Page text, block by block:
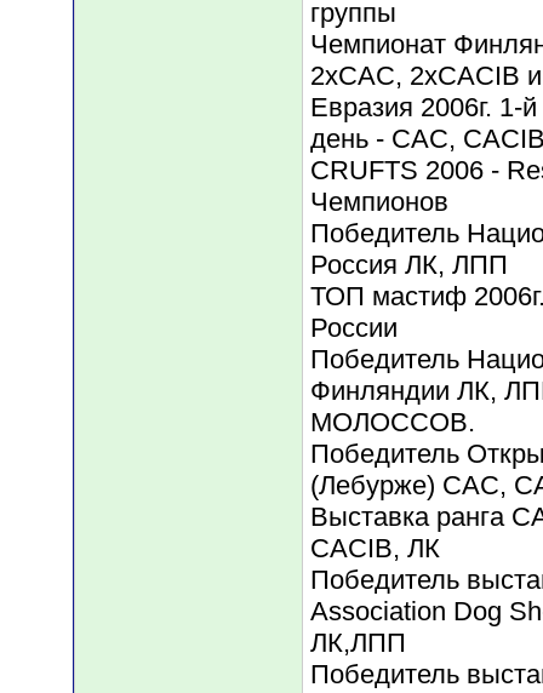
группы
Чемпионат
2xCAC, 2xCACIB
Евразия 2006г.
день - САС,
CRUFTS 2006 -
Чемпионов
Победитель
Россия ЛК, ЛПП
ТОП мастиф
России
Победитель
Финляндии ЛК,
МОЛОССОВ.
Победитель
(Лебурже) САС,
Выставка ранга
CACIB, ЛК
Победитель
Association Dog
ЛК,ЛПП
Победитель